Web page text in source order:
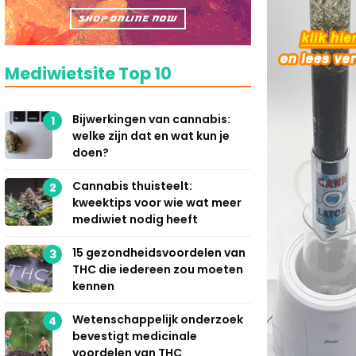
Mediwietsite Top 10
1
Bijwerkingen van cannabis:
welke zijn dat en wat kun je
doen?
2
Cannabis thuisteelt:
kweektips voor wie wat meer
mediwiet nodig heeft
3
15 gezondheidsvoordelen van
THC die iedereen zou moeten
kennen
4
Wetenschappelijk onderzoek
bevestigt medicinale
voordelen van THC